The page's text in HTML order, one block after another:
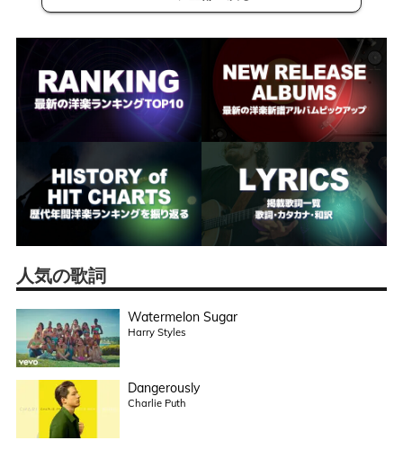
人気の歌詞
Watermelon Sugar
Harry Styles
Dangerously
Charlie Puth